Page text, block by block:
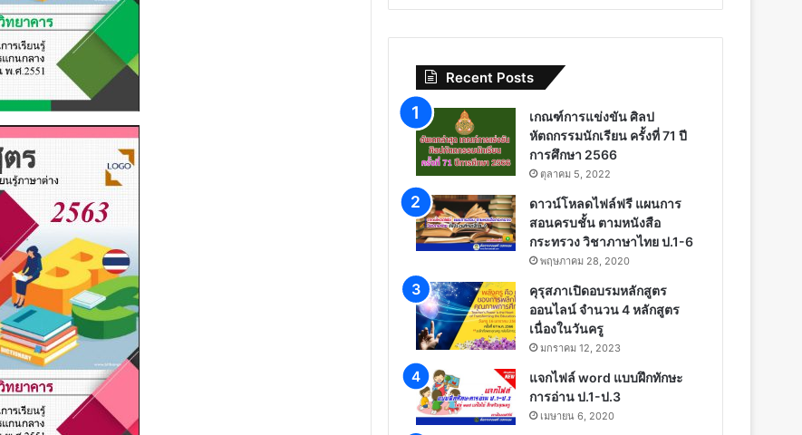
Recent Posts
เกณฑ์การแข่งขัน ศิลป
หัตถกรรมนักเรียน ครั้งที่ 71 ปี
การศึกษา 2566
ตุลาคม 5, 2022
ดาวน์โหลดไฟล์ฟรี แผนการ
สอนครบชั้น ตามหนังสือ
กระทรวง วิชาภาษาไทย ป.1-6
พฤษภาคม 28, 2020
คุรุสภาเปิดอบรมหลักสูตร
ออนไลน์ จำนวน 4 หลักสูตร
เนื่องในวันครู
มกราคม 12, 2023
แจกไฟล์ word แบบฝึกทักษะ
การอ่าน ป.1-ป.3
เมษายน 6, 2020